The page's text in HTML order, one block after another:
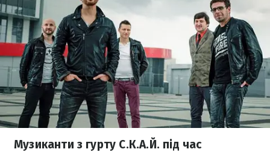
Музиканти з гурту С.К.А.Й. під час